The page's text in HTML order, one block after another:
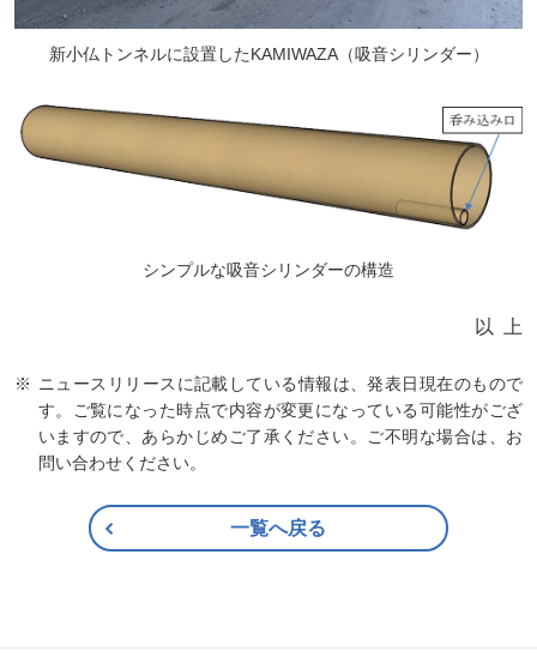
新小仏トンネルに設置したKAMIWAZA（吸音シリンダー）
シンプルな吸音シリンダーの構造
以上
ニュースリリースに記載している情報は、発表日現在のもので
す。ご覧になった時点で内容が変更になっている可能性がござ
いますので、あらかじめご了承ください。ご不明な場合は、お
問い合わせください。
一覧へ戻る